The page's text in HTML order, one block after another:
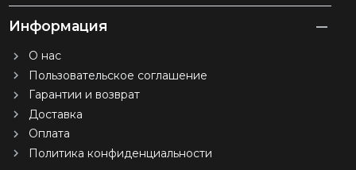
Информация
О нас
Пользовательское соглашение
Гарантии и возврат
Доставка
Оплата
Политика конфиденциальности